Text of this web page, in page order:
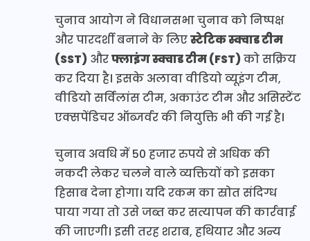
चुनाव आयोग ने विधानसभा चुनाव को निष्पक्ष
और पारदर्शी बनाने के लिएस्टेटिक स्क्वाड टीम
(SST) औरफ्लाइंग स्क्वाड टीम (FST)को सक्रिय
कर दिया है। इसके अलावा वीडियो व्यूइंग टीम,
वीडियो सर्विलांस टीम, अकाउंट टीम और असिस्टेंट
एक्सपेंडिचर ऑब्जर्वर की नियुक्ति भी की गई है।
चुनाव अवधि में 50 हजार रुपये से अधिक की
नकदी लेकर चलने वाले व्यक्तियों को इसका
हिसाब देना होगा। यदि रकम का स्रोत संदिग्ध
पाया गया तो उसे जब्त कर सत्यापन की कार्रवाई
की जाएगी। इसी तरह शराब, हथियार और अन्य